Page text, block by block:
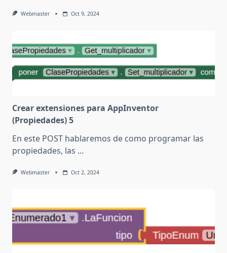
Webmaster Oct 9, 2024
Crear extensiones para AppInventor
(Propiedades) 5
En este POST hablaremos de como programar las
propiedades, las ...
Webmaster Oct 2, 2024